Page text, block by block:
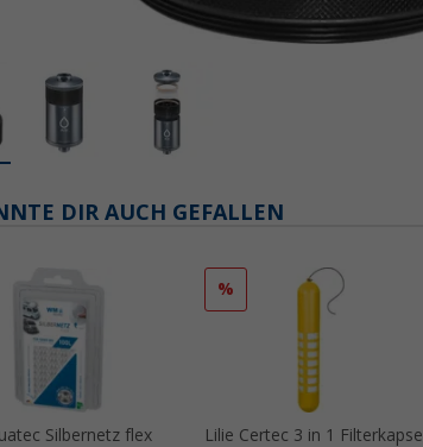
DIR AUCH GEFALLEN
Silbernetz flex
%
Lilie Certec 3 in 1 Filterkapsel